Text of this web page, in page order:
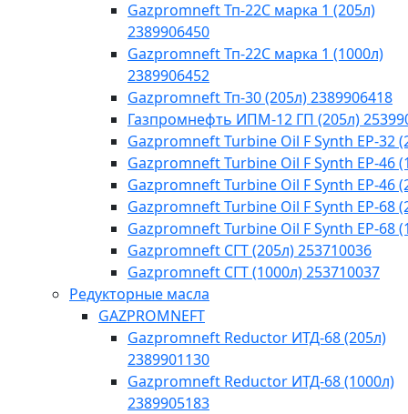
Gazpromneft Тп-22С марка 1 (205л)
2389906450
Gazpromneft Тп-22С марка 1 (1000л)
2389906452
Gazpromneft Тп-30 (205л) 2389906418
Газпромнефть ИПМ-12 ГП (205л)
Gazpromneft Turbine Oil F Synth EP-32
Gazpromneft Turbine Oil F Synth EP-46
Gazpromneft Turbine Oil F Synth EP-46
Gazpromneft Turbine Oil F Synth EP-68
Gazpromneft Turbine Oil F Synth EP-68
Gazpromneft СГТ (205л) 253710036
Gazpromneft СГТ (1000л) 253710037
Редукторные масла
GAZPROMNEFT
Gazpromneft Reductor ИТД-68 (205л)
2389901130
Gazpromneft Reductor ИТД-68 (1000л)
2389905183